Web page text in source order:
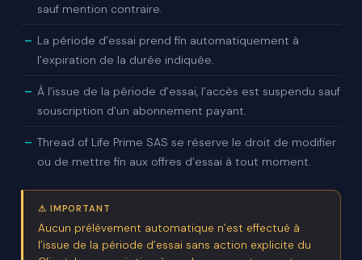
sauf mention contraire.
La période d’essai prend fin automatiquement à
l’expiration de la durée indiquée.
À l’issue de la période d’essai, l’accès est suspendu sauf
souscription d’un abonnement payant.
Thread of Life Prime SAS se réserve le droit de modifier
ou de mettre fin aux offres d’essai à tout moment.
⚠ IMPORTANT
Aucun prélèvement automatique n’est effectué à
l’issue de la période d’essai sans action explicite du